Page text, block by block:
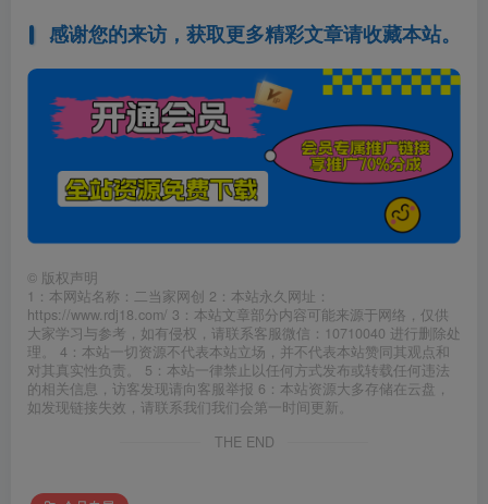
感谢您的来访，获取更多精彩文章请收藏本站。
© 版权声明
1：本网站名称：二当家网创 2：本站永久网址：
https://www.rdj18.com/ 3：本站文章部分内容可能来源于网络，仅供
大家学习与参考，如有侵权，请联系客服微信：10710040 进行删除处
理。 4：本站一切资源不代表本站立场，并不代表本站赞同其观点和
对其真实性负责。 5：本站一律禁止以任何方式发布或转载任何违法
的相关信息，访客发现请向客服举报 6：本站资源大多存储在云盘，
如发现链接失效，请联系我们我们会第一时间更新。
THE END